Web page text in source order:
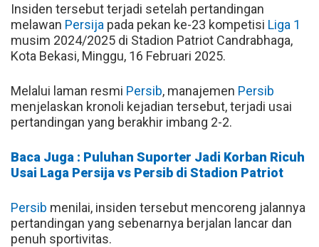
Insiden tersebut terjadi setelah pertandingan
melawan Persija pada pekan ke-23 kompetisi Liga 1
musim 2024/2025 di Stadion Patriot Candrabhaga,
Kota Bekasi, Minggu, 16 Februari 2025.
Melalui laman resmi Persib, manajemen Persib
menjelaskan kronoli kejadian tersebut, terjadi usai
pertandingan yang berakhir imbang 2-2.
Baca Juga : Puluhan Suporter Jadi Korban Ricuh
Usai Laga Persija vs Persib di Stadion Patriot
Persib menilai, insiden tersebut mencoreng jalannya
pertandingan yang sebenarnya berjalan lancar dan
penuh sportivitas.